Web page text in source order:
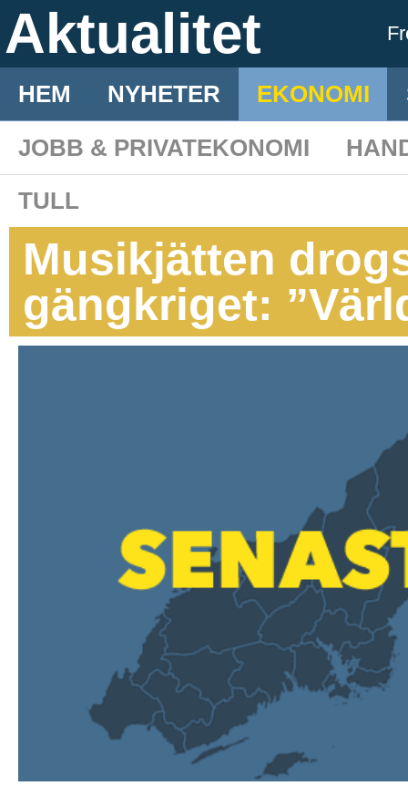
Aktualitet
HEM NYHETER EKONOMI
JOBB & PRIVATEKONOMI
TULL
Musikjätten
gängkriget: